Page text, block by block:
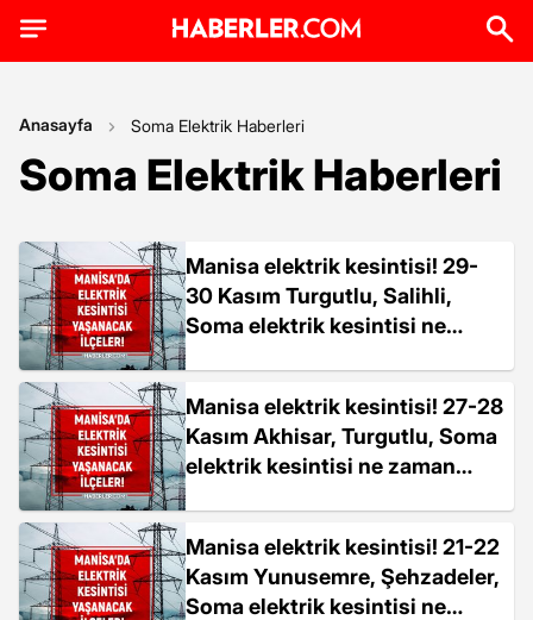
Anasayfa Soma Elektrik Haberleri
Soma Elektrik Haberleri
Manisa elektrik kesintisi! 29-
30 Kasım Turgutlu, Salihli,
Soma elektrik kesintisi ne
Manisa elektrik kesintisi! 27-28
Kasım Akhisar, Turgutlu, Soma
elektrik kesintisi ne zaman
Manisa elektrik kesintisi! 21-22
Kasım Yunusemre, Şehzadeler,
Soma elektrik kesintisi ne